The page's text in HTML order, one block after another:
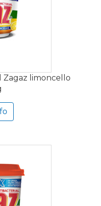
Zagaz limoncello